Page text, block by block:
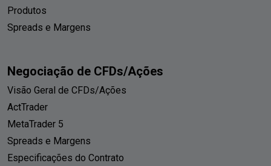
Produtos
Spreads e Margens
Negociação de CFDs/Ações
Visão Geral de CFDs/Ações
ActTrader
MetaTrader 5
Spreads e Margens
Especificações do Contrato